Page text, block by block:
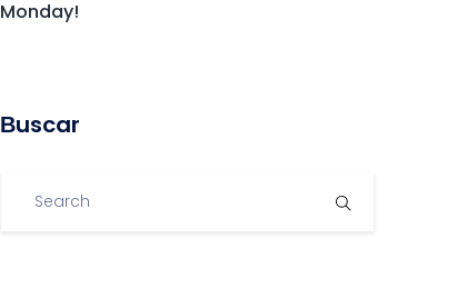
Monday!
Βuscar